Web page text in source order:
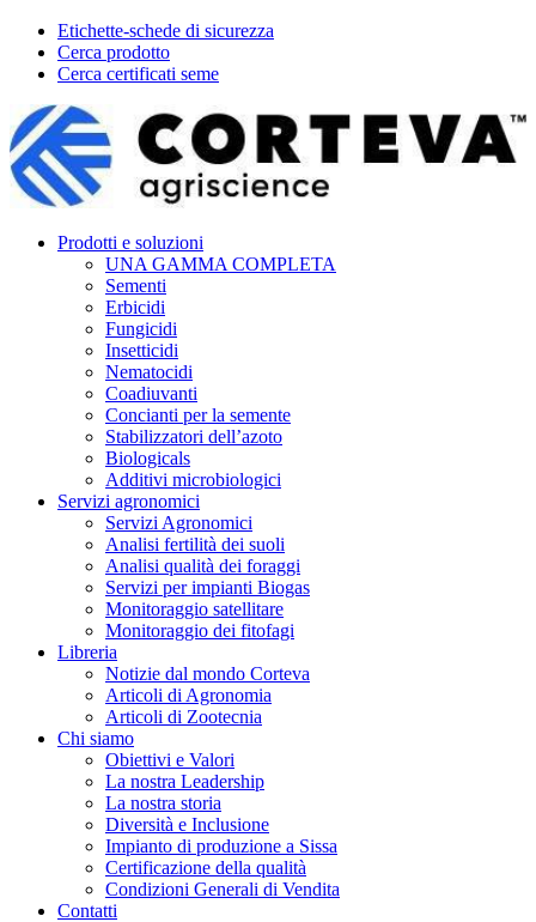
Etichette-schede di sicurezza
Cerca prodotto
Cerca certificati seme
Prodotti e soluzioni
UNA GAMMA COMPLETA
Sementi
Erbicidi
Fungicidi
Insetticidi
Nematocidi
Coadiuvanti
Concianti per la semente
Stabilizzatori dell’azoto
Biologicals
Additivi microbiologici
Servizi agronomici
Servizi Agronomici
Analisi fertilità dei suoli
Analisi qualità dei foraggi
Servizi per impianti Biogas
Monitoraggio satellitare
Monitoraggio dei fitofagi
Libreria
Notizie dal mondo Corteva
Articoli di Agronomia
Articoli di Zootecnia
Chi siamo
Obiettivi e Valori
La nostra Leadership
La nostra storia
Diversità e Inclusione
Impianto di produzione a Sissa
Certificazione della qualità
Condizioni Generali di Vendita
Contatti